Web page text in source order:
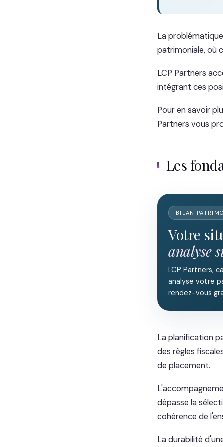
La
patrimoniale, où
LCP Partners
intégrant ces
Pour en savoir
Partners vous
Les
BILAN
Votre
analyse
LCP Partners,
analyse votre
rendez-vous
La planification
des règles
de placement.
dépasse la
cohérence de
La durabilité